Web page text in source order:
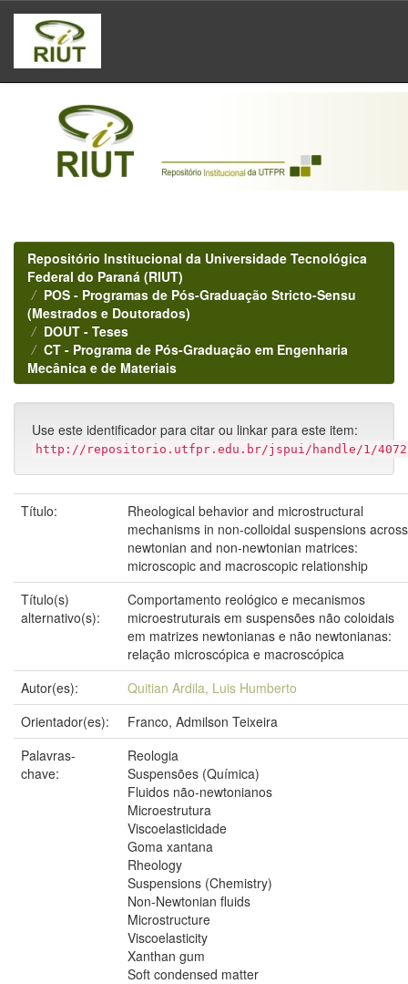
Skip
navigation
Repositório Institucional da Universidade Tecnológica
Federal do Paraná (RIUT)
POS - Programas de Pós-Graduação Stricto-Sensu
(Mestrados e Doutorados)
DOUT - Teses
CT - Programa de Pós-Graduação em Engenharia
Mecânica e de Materiais
Use este identificador para citar ou linkar para este item:
http://repositorio.utfpr.edu.br/jspui/handle/1/
Título:
Rheological behavior and microstructural
mechanisms in non-colloidal suspensions across
newtonian and non-newtonian matrices:
microscopic and macroscopic relationship
Título(s)
alternativo(s):
Comportamento reológico e mecanismos
microestruturais em suspensões não coloidais
em matrizes newtonianas e não newtonianas:
relação microscópica e macroscópica
Autor(es):
Quitian Ardila, Luis Humberto
Orientador(es):
Franco, Admilson Teixeira
Palavras-
chave:
Reologia
Suspensões (Química)
Fluidos não-newtonianos
Microestrutura
Viscoelasticidade
Goma xantana
Rheology
Suspensions (Chemistry)
Non-Newtonian fluids
Microstructure
Viscoelasticity
Xanthan gum
Soft condensed matter